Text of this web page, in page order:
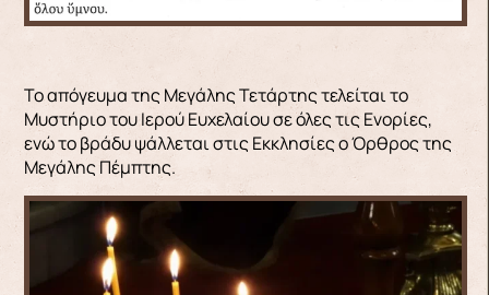
Το απόγευμα της Μεγάλης Τετάρτης τελείται το
Μυστήριο του Ιερού Ευχελαίου σε όλες τις Ενορίες,
ενώ το βράδυ ψάλλεται στις Εκκλησίες ο Όρθρος της
Μεγάλης Πέμπτης.